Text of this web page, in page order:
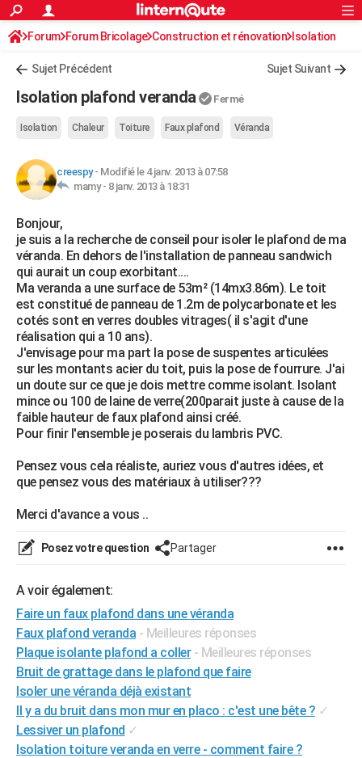
ACTUALITÉS
Politique
Société
Faits Divers
Education
Monde
Villes
+
Essais
Réserver un essai
Citadines
Berlines
SUV
Forum auto
+HIGH-TECH
BRICOLAGE
Forum
Aménagement intérieur
Extérieur
Cuisine
Salle de bains
Jardinage
Rangement
WEEK-END
Guides de France
Escapades
Patrimoine
Expositions
Musées
Week-end nature
+LIFESTYLE
Art de vivre
Bien-être
Loisirs
Mode
Modes de vie
SANTE
Alimentation
Guide de la santé
Maladies
Médicaments
Sommeil
VOYAGE
Destinations
City break
Voyage nature
Voyage de noces
Forum
PHOTO
GUIDES D'ACHAT
CARTE DE VOEUX
Carte de Noël
Carte Bonne année
Carte Saint-Valentin
Carte Pâques
Carte d'anniversaire
DICTIONNAIRE
Dictionnaire
Biographies
Citations
Expressions
Proverbes
PROGRAMME TV
S'inscrire
Se connecter
Lycées
Collèges
Primaires
Universités
Entreprises
Service militaire
Avis de recherche
AVIS DE DÉCÈS
FORUM
Bricolage
Lifestyle
Culture
Sport
Auto
Television
Voyage
Cinema
Rechercher
S'inscrire
Connexion
Forum Forum Bricolage Construction et rénovation Isolation
Sujet Précédent Sujet Suivant
Isolation plafond veranda Fermé
Isolation Chaleur Toiture Faux plafond Véranda
creespy- Modifié le 4 janv. 2013 à 07:58
mamy - 8 janv. 2013 à 18:31
Bonjour,
je suis a la recherche de conseil pour isoler le plafond de ma
véranda. En dehors de l'installation de panneau sandwich
qui aurait un coup exorbitant....
Ma veranda a une surface de 53m² (14mx3.86m). Le toit
est constitué de panneau de 1.2m de polycarbonate et les
cotés sont en verres doubles vitrages( il s'agit d'une
réalisation qui a 10 ans).
J'envisage pour ma part la pose de suspentes articulées
sur les montants acier du toit, puis la pose de fourrure. J'ai
un doute sur ce que je dois mettre comme isolant. Isolant
mince ou 100 de laine de verre(200parait juste à cause de la
faible hauteur de faux plafond ainsi créé.
Pour finir l'ensemble je poserais du lambris PVC.
Pensez vous cela réaliste, auriez vous d'autres idées, et
que pensez vous des matériaux à utiliser???
Merci d'avance a vous ..
Posez votre question Partager
A voir également:
Faire un faux plafond dans une véranda
Faux plafond veranda - Meilleures réponses
Plaque isolante plafond a coller - Meilleures réponses
Bruit de grattage dans le plafond que faire
Isoler une véranda déjà existant
Il y a du bruit dans mon mur en placo : c'est une bête ? ✓
Lessiver un plafond ✓
Isolation toiture veranda en verre - comment faire ?